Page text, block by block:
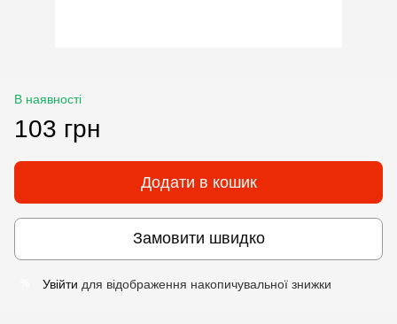
В наявності
103 грн
Додати в кошик
Замовити швидко
Увійти для відображення накопичувальної знижки